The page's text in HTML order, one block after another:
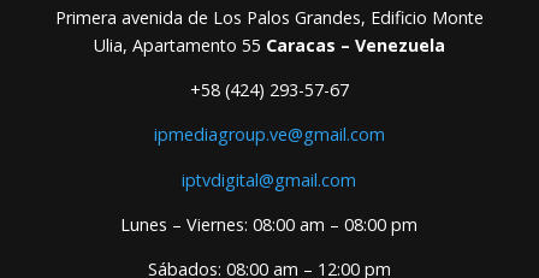
Primera avenida de Los Palos Grandes, Edificio Monte
Ulia, Apartamento 55 Caracas – Venezuela
+58 (424) 293-57-67
ipmediagroup.ve@gmail.com
iptvdigital@gmail.com
Lunes – Viernes: 08:00 am – 08:00 pm
Sábados: 08:00 am – 12:00 pm